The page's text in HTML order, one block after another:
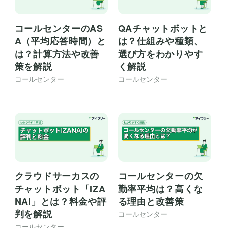
コールセンターのAS
A（平均応答時間）と
は？計算方法や改善
策を解説
コールセンター
QAチャットボットと
は？仕組みや種類、
選び方をわかりやす
く解説
コールセンター
クラウドサーカスの
チャットボット「IZA
NAI」とは？料金や評
判を解説
コールセンターの欠
勤率平均は？高くな
る理由と改善策
コールセンター